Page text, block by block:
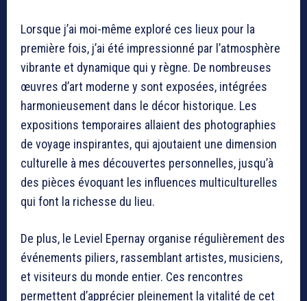
Lorsque j’ai moi-même exploré ces lieux pour la
première fois, j’ai été impressionné par l’atmosphère
vibrante et dynamique qui y règne. De nombreuses
œuvres d’art moderne y sont exposées, intégrées
harmonieusement dans le décor historique. Les
expositions temporaires allaient des photographies
de voyage inspirantes, qui ajoutaient une dimension
culturelle à mes découvertes personnelles, jusqu’à
des pièces évoquant les influences multiculturelles
qui font la richesse du lieu.
De plus, le Leviel Epernay organise régulièrement des
événements piliers, rassemblant artistes, musiciens,
et visiteurs du monde entier. Ces rencontres
permettent d’apprécier pleinement la vitalité de cet